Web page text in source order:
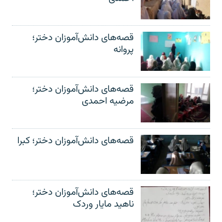
قصه‌های دانش‌آموزان دختر؛
پروانه
قصه‌های دانش‌آموزان دختر؛
مرضیه احمدی
قصه‌های دانش‌آموزان دختر؛ کبرا
قصه‌های دانش‌آموزان دختر؛
ناهید مایار وردک